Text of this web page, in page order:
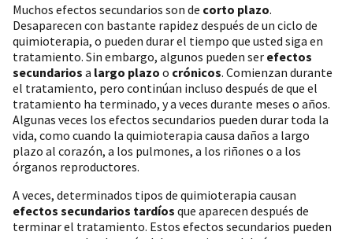
Muchos efectos secundarios son de corto plazo.
Desaparecen con bastante rapidez después de un ciclo de
quimioterapia, o pueden durar el tiempo que usted siga en
tratamiento. Sin embargo, algunos pueden ser efectos
secundarios a largo plazo o crónicos. Comienzan durante
el tratamiento, pero continúan incluso después de que el
tratamiento ha terminado, y a veces durante meses o años.
Algunas veces los efectos secundarios pueden durar toda la
vida, como cuando la quimioterapia causa daños a largo
plazo al corazón, a los pulmones, a los riñones o a los
órganos reproductores.
A veces, determinados tipos de quimioterapia causan
efectos secundarios tardíos que aparecen después de
terminar el tratamiento. Estos efectos secundarios pueden